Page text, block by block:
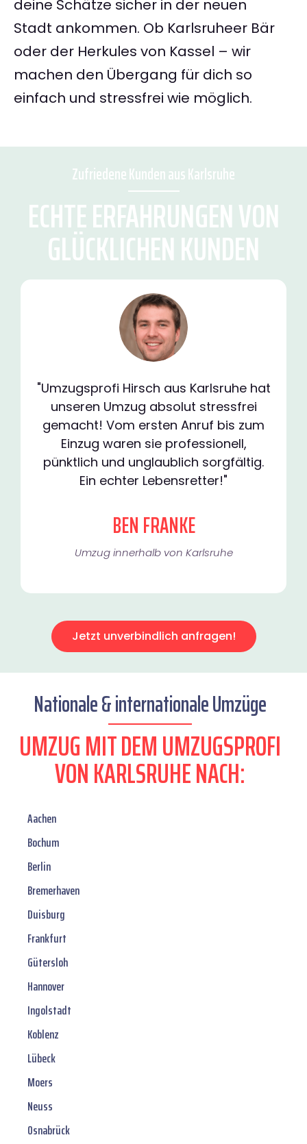
deine Schätze sicher in der neuen
Stadt ankommen. Ob Karlsruheer Bär
oder der Herkules von Kassel – wir
machen den Übergang für dich so
einfach und stressfrei wie möglich.
Zufriedene Kunden aus Karlsruhe
ECHTE ERFAHRUNGEN VON
GLÜCKLICHEN KUNDEN
"Umzugsprofi Hirsch aus Karlsruhe hat
unseren Umzug absolut stressfrei
gemacht! Vom ersten Anruf bis zum
Einzug waren sie professionell,
pünktlich und unglaublich sorgfältig.
Ein echter Lebensretter!"
BEN FRANKE
Umzug innerhalb von Karlsruhe​
Jetzt unverbindlich anfragen!
Nationale & internationale Umzüge
UMZUG MIT DEM UMZUGSPROFI
VON KARLSRUHE NACH:
Aachen
Bochum
Berlin
Bremerhaven
Duisburg
Frankfurt
Gütersloh
Hannover
Ingolstadt
Koblenz
Lübeck
Moers
Neuss
Osnabrück